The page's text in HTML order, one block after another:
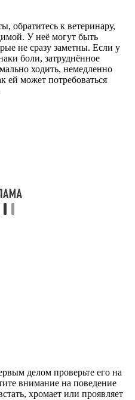
обратитесь к ветеринару,
У неё могут быть
не сразу заметны. Если у
боли, затруднённое
ходить, немедленно
ей может потребоваться
делом проверьте его на
внимание на поведение
хромает или проявляет